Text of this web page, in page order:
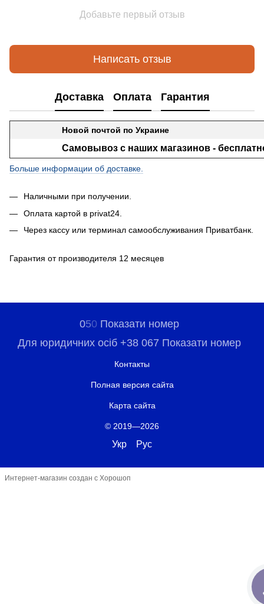
Добавьте первый отзыв
Написать отзыв
Доставка Оплата Гарантия
Новой почтой по Украине
Самовывоз с наших магазинов -
Больше информации об доставке.
Наличными при получении.
Оплата картой в privat24.
Через кассу или терминал самообслуживания Приватбанк.
Гарантия от производителя 12 месяцев
050 Показати номер
Для юридичних осіб +38 067 Показати номер
Контакты
Полная версия сайта
Карта сайта
© 2019—2026
Укр Рус
Интернет-магазин создан с Хорошоп